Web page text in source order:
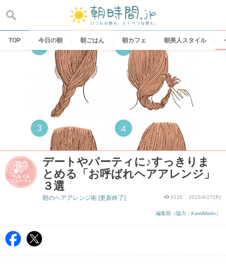
content
TOP 今日の朝 朝ごはん 朝カフェ 朝美人スタイル
デートやパーティに♪すっきりま
とめる「お呼ばれヘアアレンジ」
３選
9120 2015/8/27(木)
編集部（協力：KamiMado）
朝のヘアアレンジ術 [更新終了]